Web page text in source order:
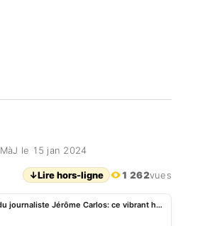
MàJ le 15 jan 2024
↓Lire hors-ligne 1 262vues
Mort du journaliste Jérôme Carlos: ce vibrant hommage de Wilfried Léandre Houngbédji